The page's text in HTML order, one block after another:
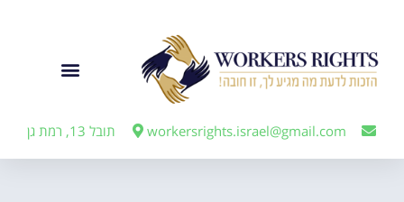
workersrights.israel@gmail.com תובל 13, רמת גן